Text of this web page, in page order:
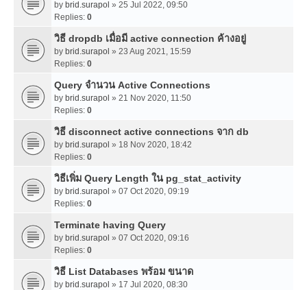
by brid.surapol » 25 Jul 2022, 09:50
Replies: 0
วิธี dropdb เมื่อมี active connection ค้างอยู่
by brid.surapol » 23 Aug 2021, 15:59
Replies: 0
Query จำนวน Active Connections
by brid.surapol » 21 Nov 2020, 11:50
Replies: 0
วิธี disconnect active connections จาก db
by brid.surapol » 18 Nov 2020, 18:42
Replies: 0
วิธีเพิ่ม Query Length ใน pg_stat_activity
by brid.surapol » 07 Oct 2020, 09:19
Replies: 0
Terminate having Query
by brid.surapol » 07 Oct 2020, 09:16
Replies: 0
วิธี List Databases พร้อม ขนาด
by brid.surapol » 17 Jul 2020, 08:30